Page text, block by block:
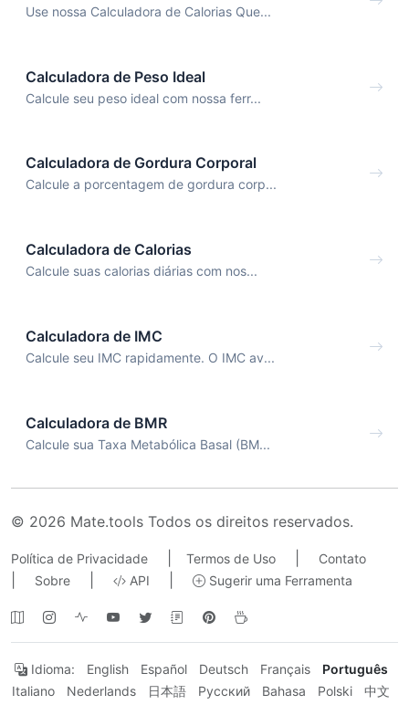
Use nossa Calculadora de Calorias Que...
Calculadora de Peso Ideal
Calcule seu peso ideal com nossa ferr...
Calculadora de Gordura Corporal
Calcule a porcentagem de gordura corp...
Calculadora de Calorias
Calcule suas calorias diárias com nos...
Calculadora de IMC
Calcule seu IMC rapidamente. O IMC av...
Calculadora de BMR
Calcule sua Taxa Metabólica Basal (BM...
© 2026 Mate.tools Todos os direitos reservados.
Política de Privacidade Termos de Uso Contato
Sobre API Sugerir uma Ferramenta
Idioma: English Español Deutsch Français
Português
Italiano
Nederlands 日本語 Русский Bahasa Polski 中文